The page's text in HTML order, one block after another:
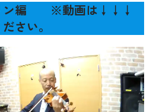
リン編 ※動画は↓↓↓
さい。